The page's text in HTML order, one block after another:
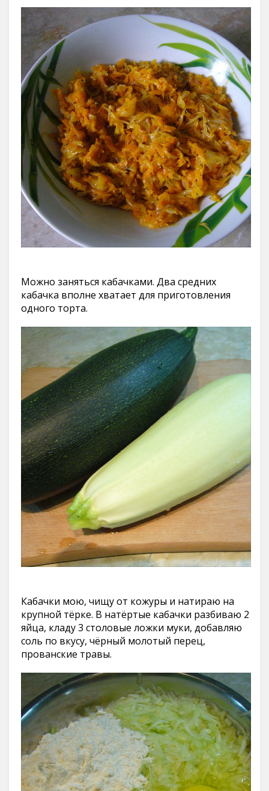
Можно заняться кабачками. Два средних
кабачка вполне хватает для приготовления
одного торта.
Кабачки мою, чищу от кожуры и натираю на
крупной тёрке. В натёртые кабачки разбиваю 2
яйца, кладу 3 столовые ложки муки, добавляю
соль по вкусу, чёрный молотый перец,
прованские травы.